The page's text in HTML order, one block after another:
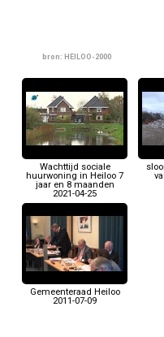
bron: HEILOO-2000
Wachttijd sociale
huurwoning in Heiloo 7
jaar en 8 maanden
2021-04-25
Gemeenteraad Heiloo
2011-07-09